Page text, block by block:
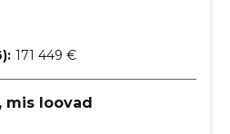
171 449 €
mis loovad